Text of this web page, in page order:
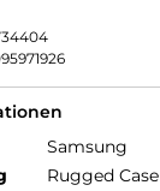
Samsung
Rugged Case